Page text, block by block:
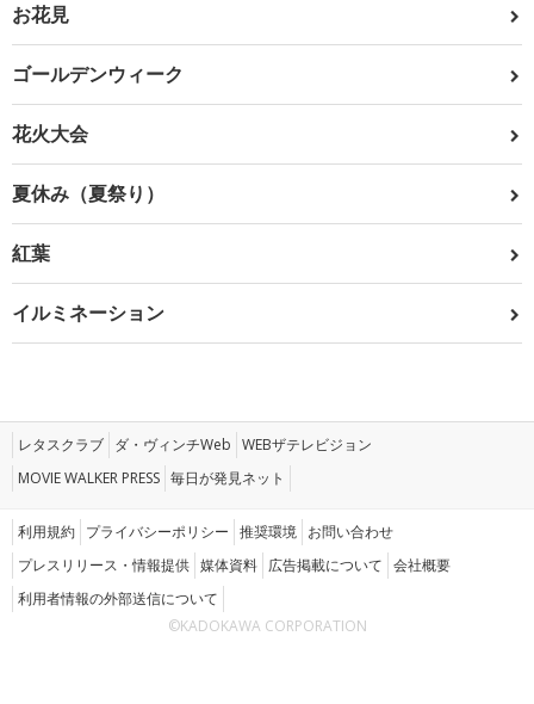
お花見
ゴールデンウィーク
花火大会
夏休み（夏祭り）
紅葉
イルミネーション
レタスクラブ ダ・ヴィンチWeb WEBザテレビジョン
MOVIE WALKER PRESS 毎日が発見ネット
利用規約 プライバシーポリシー 推奨環境 お問い合わせ
プレスリリース・情報提供 媒体資料 広告掲載について 会社概要
利用者情報の外部送信について
©KADOKAWA CORPORATION